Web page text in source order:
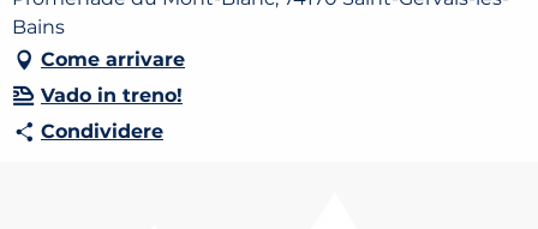
Bains
Come arrivare
Vado in treno!
Condividere